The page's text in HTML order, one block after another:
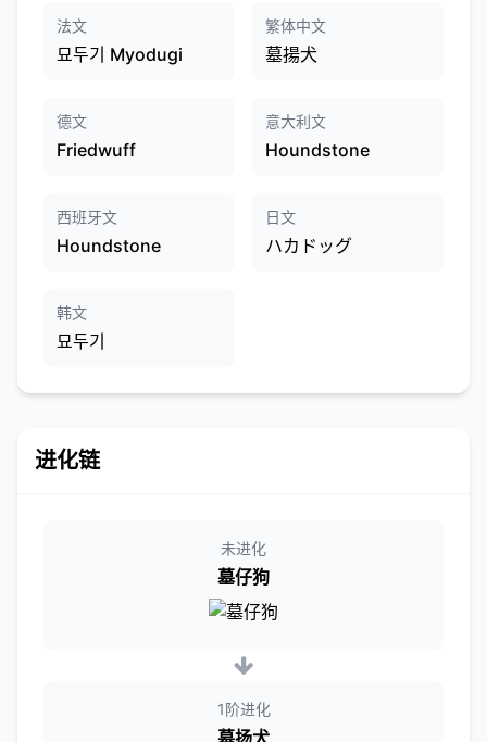
法文
묘두기 Myodugi
繁体中文
墓揚犬
德文
Friedwuff
意大利文
Houndstone
西班牙文
Houndstone
日文
ハカドッグ
韩文
묘두기
进化链
未进化
墓仔狗
1阶进化
墓扬犬